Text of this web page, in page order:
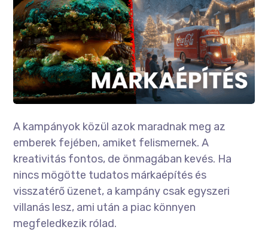
A kampányok közül azok maradnak meg az
emberek fejében, amiket felismernek. A
kreativitás fontos, de önmagában kevés. Ha
nincs mögötte tudatos márkaépítés és
visszatérő üzenet, a kampány csak egyszeri
villanás lesz, ami után a piac könnyen
megfeledkezik rólad.